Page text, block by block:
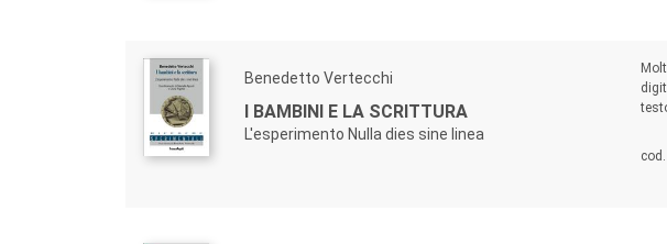
Benedetto Vertecchi
I BAMBINI E LA SCRITTURA
L'esperimento Nulla dies sine linea